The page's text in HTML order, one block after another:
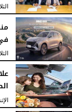
الإثنين،